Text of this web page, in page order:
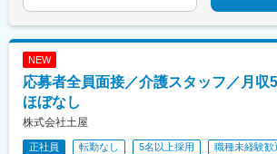
川・徳島・青森にて新規事業所オープン！
NEW
応募者全員面接／介護スタッフ／月収
ほぼなし
株式会社土屋
正社員 転勤なし 5名以上採用
職種未経験歓